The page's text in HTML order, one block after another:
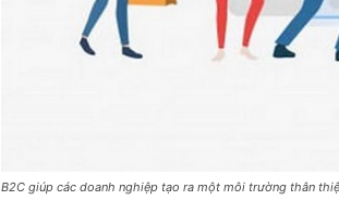
B2C giúp các doanh nghiệp tạo ra một môi trường thân